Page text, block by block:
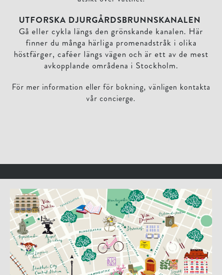
UTFORSKA DJURGÅRDSBRUNNSKANALEN
Gå eller cykla längs den grönskande kanalen. Här
finner du många härliga promenadstråk i olika
höstfärger, caféer längs vägen och är ett av de mest
avkopplande områdena i Stockholm.
För mer information eller för bokning, vänligen kontakta
vår concierge.